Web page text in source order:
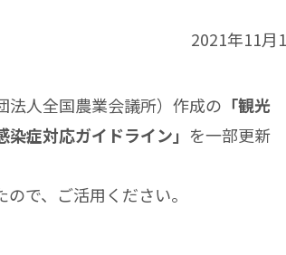
2021年11月
法人全国農業会議所）作成の 「観光
症対応ガイドライン」 を一部更新
で、ご活用ください。